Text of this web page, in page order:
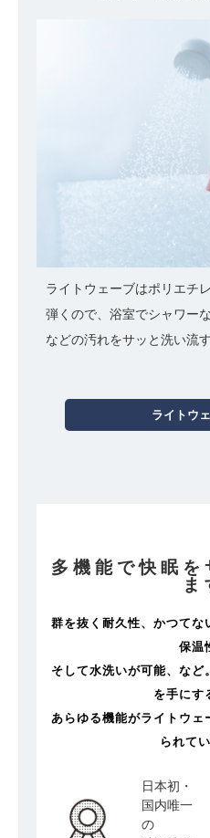
ライトウェーブはポリエチ
弾くので、浴室でシャワー
などの汚れをサッと洗い流
ライトウ
多機能で快眠を
ま
群を抜く耐久性、かつてな
保温
そして水洗いが可能、な
を手にす
あらゆる機能がライトウ
られて
日本初・
国内唯一
の